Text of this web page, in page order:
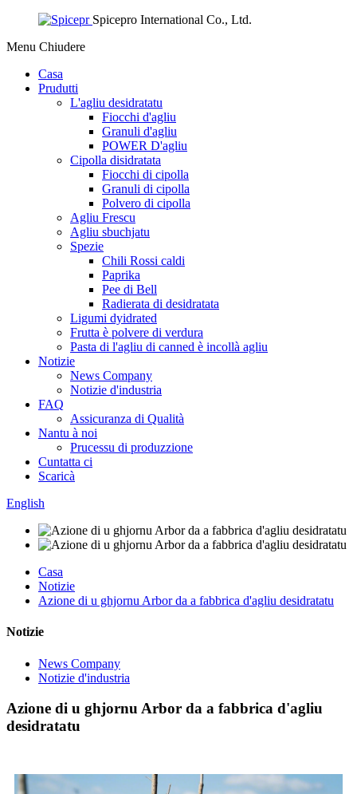
Spicepro International Co., Ltd.
Menu Chiudere
Casa
Prudutti
L'agliu desidratatu
Fiocchi d'agliu
Granuli d'agliu
POWER D'agliu
Cipolla disidratata
Fiocchi di cipolla
Granuli di cipolla
Polvero di cipolla
Agliu Frescu
Agliu sbuchjatu
Spezie
Chili Rossi caldi
Paprika
Pee di Bell
Radierata di desidratata
Ligumi dyidrated
Frutta è polvere di verdura
Pasta di l'agliu di canned è incollà agliu
Notizie
News Company
Notizie d'industria
FAQ
Assicuranza di Qualità
Nantu à noi
Prucessu di produzzione
Cuntatta ci
Scaricà
English
Casa
Notizie
Azione di u ghjornu Arbor da a fabbrica d'agliu desidratatu
Notizie
News Company
Notizie d'industria
Azione di u ghjornu Arbor da a fabbrica d'agliu
desidratatu